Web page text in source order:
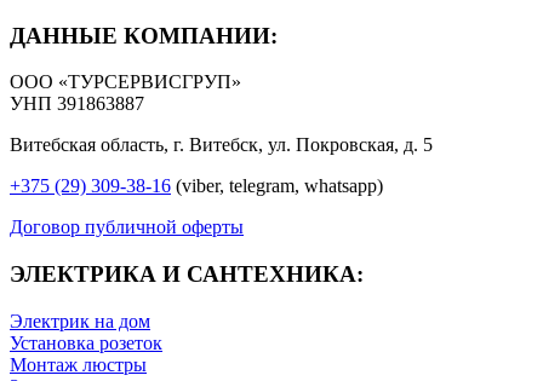
ДАННЫЕ КОМПАНИИ:
ООО «ТУРСЕРВИСГРУП»
УНП 391863887
Витебская область, г. Витебск, ул. Покровская, д. 5
+375 (29) 309-38-16 (viber, telegram, whatsapp)
Договор публичной оферты
ЭЛЕКТРИКА И САНТЕХНИКА:
Электрик на дом
Установка розеток
Монтаж люстры